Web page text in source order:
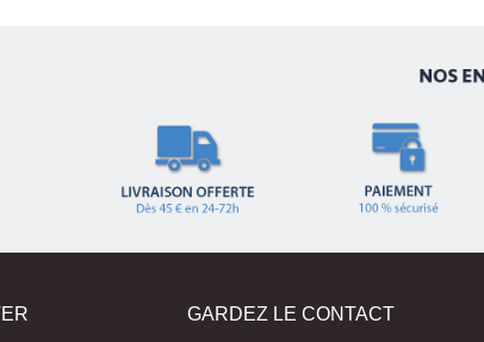
GARDEZ LE CONTACT